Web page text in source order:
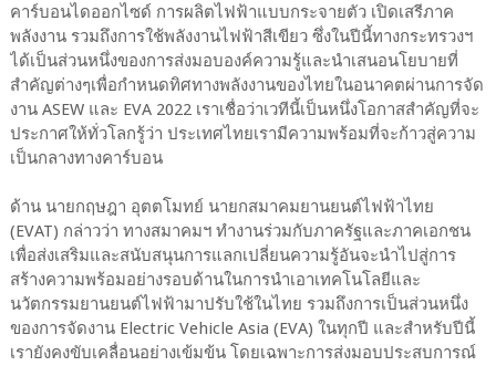
คาร์บอนไดออกไซด์ การผลิตไฟฟ้าแบบกระจายตัว เปิดเสรีภาค
พลังงาน รวมถึงการใช้พลังงานไฟฟ้าสีเขียว ซึ่งในปีนี้ทางกระทรวงฯ
ได้เป็นส่วนหนึ่งของการส่งมอบองค์ความรู้และนำเสนอนโยบายที่
สำคัญต่างๆเพื่อกำหนดทิศทางพลังงานของไทยในอนาคตผ่านการจัด
งาน ASEW และ EVA 2022 เราเชื่อว่าเวทีนี้เป็นหนึ่งโอกาสสำคัญที่จะ
ประกาศให้ทั่วโลกรู้ว่า ประเทศไทยเรามีความพร้อมที่จะก้าวสู่ความ
เป็นกลางทางคาร์บอน
ด้าน นายกฤษฎา อุตตโมทย์ นายกสมาคมยานยนต์ไฟฟ้าไทย
(EVAT) กล่าวว่า ทางสมาคมฯ ทำงานร่วมกับภาครัฐและภาคเอกชน
เพื่อส่งเสริมและสนับสนุนการแลกเปลี่ยนความรู้อันจะนำไปสู่การ
สร้างความพร้อมอย่างรอบด้านในการนำเอาเทคโนโลยีและ
นวัตกรรมยานยนต์ไฟฟ้ามาปรับใช้ในไทย รวมถึงการเป็นส่วนหนึ่ง
ของการจัดงาน Electric Vehicle Asia (EVA) ในทุกปี และสำหรับปีนี้
เรายังคงขับเคลื่อนอย่างเข้มข้น โดยเฉพาะการส่งมอบประสบการณ์